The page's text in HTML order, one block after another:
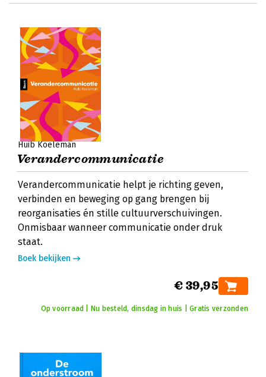
Huib Koeleman
Verandercommunicatie
Verandercommunicatie helpt je richting geven,
verbinden en beweging op gang brengen bij
reorganisaties én stille cultuurverschuivingen.
Onmisbaar wanneer communicatie onder druk
staat.
Boek bekijken
€ 39,95
Op voorraad | Nu besteld, dinsdag in huis | Gratis verzonden